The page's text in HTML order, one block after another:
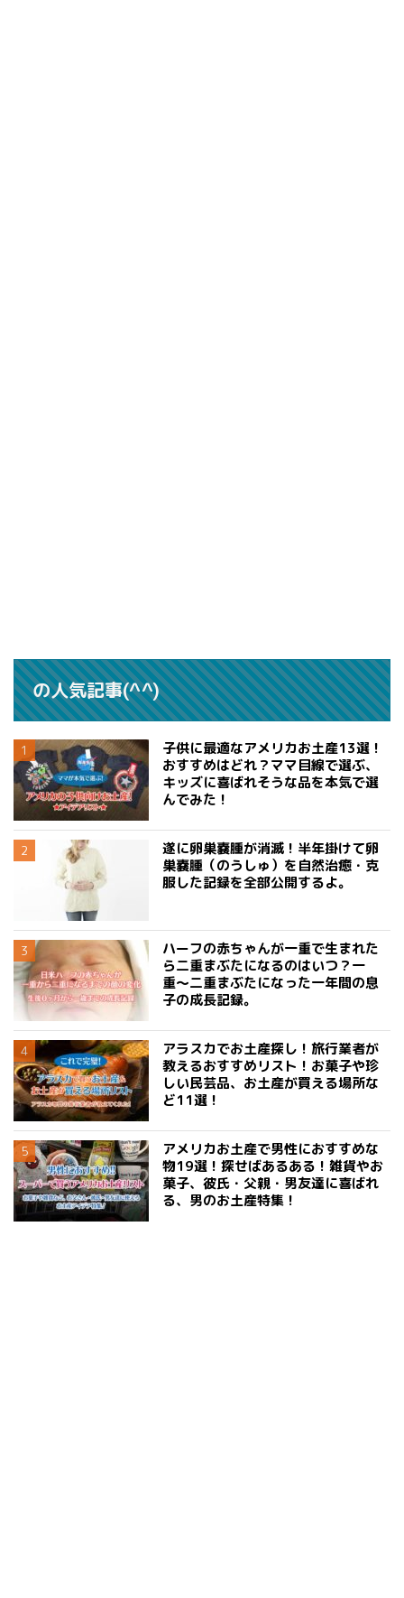
の人気記事(^^)
子供に最適なアメリカお土産13選！
おすすめはどれ？ママ目線で選ぶ、
キッズに喜ばれそうな品を本気で選
んでみた！
遂に卵巣嚢腫が消滅！半年掛けて卵
巣嚢腫（のうしゅ）を自然治癒・克
服した記録を全部公開するよ。
ハーフの赤ちゃんが一重で生まれた
ら二重まぶたになるのはいつ？一
重〜二重まぶたになった一年間の息
子の成長記録。
アラスカでお土産探し！旅行業者が
教えるおすすめリスト！お菓子や珍
しい民芸品、お土産が買える場所な
ど11選！
アメリカお土産で男性におすすめな
物19選！探せばあるある！雑貨やお
菓子、彼氏・父親・男友達に喜ばれ
る、男のお土産特集！